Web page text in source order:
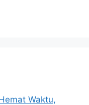
Waktu,